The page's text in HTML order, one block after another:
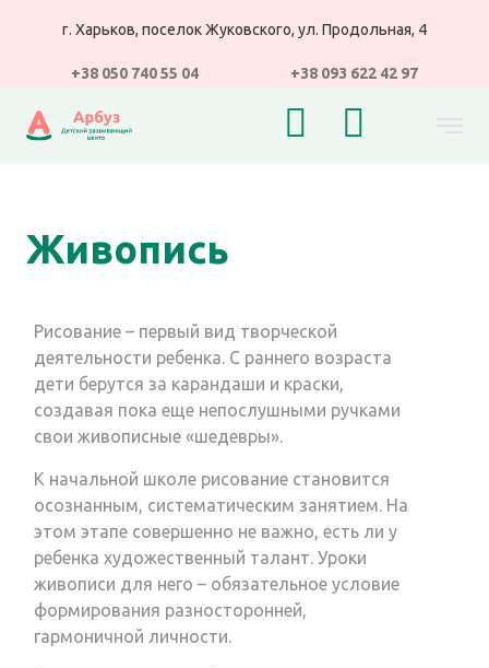
г. Харьков, поселок Жуковского, ул. Продольная, 4
+38 050 740 55 04 +38 093 622 42 97
Живопись
Рисование – первый вид творческой
деятельности ребенка. С раннего возраста
дети берутся за карандаши и краски,
создавая пока еще непослушными ручками
свои живописные «шедевры».
К начальной школе рисование становится
осознанным, систематическим занятием. На
этом этапе совершенно не важно, есть ли у
ребенка художественный талант. Уроки
живописи для него – обязательное условие
формирования разносторонней,
гармоничной личности.